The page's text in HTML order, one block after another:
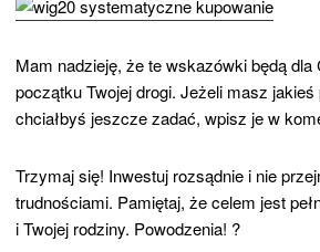
Mam nadzieję, że te wskazówki będą dla
początku Twojej drogi. Jeżeli masz jakieś
chciałbyś jeszcze zadać, wpisz je w
Trzymaj się! Inwestuj rozsądnie i nie
trudnościami. Pamiętaj, że celem jest
i Twojej rodziny. Powodzenia! ?